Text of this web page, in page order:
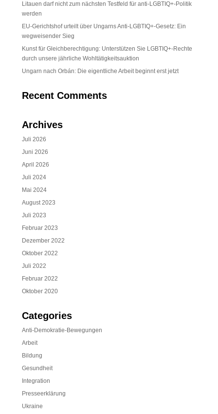
Litauen darf nicht zum nächsten Testfeld für anti-LGBTIQ+-Politik
werden
EU-Gerichtshof urteilt über Ungarns Anti-LGBTIQ+-Gesetz: Ein
wegweisender Sieg
Kunst für Gleichberechtigung: Unterstützen Sie LGBTIQ+-Rechte
durch unsere jährliche Wohltätigkeitsauktion
Ungarn nach Orbán: Die eigentliche Arbeit beginnt erst jetzt
Recent Comments
Archives
Juli 2026
Juni 2026
April 2026
Juli 2024
Mai 2024
August 2023
Juli 2023
Februar 2023
Dezember 2022
Oktober 2022
Juli 2022
Februar 2022
Oktober 2020
Categories
Anti-Demokratie-Bewegungen
Arbeit
Bildung
Gesundheit
Integration
Presseerklärung
Ukraine